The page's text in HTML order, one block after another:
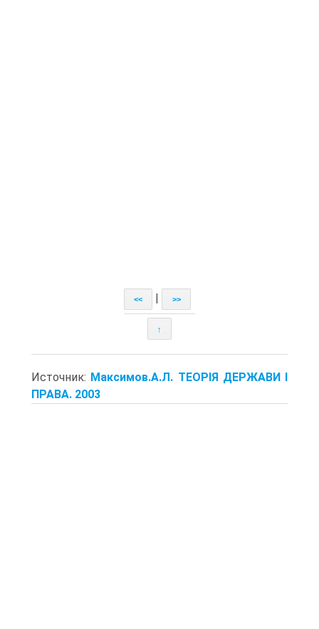
<< >>
↑
Источник: Максимов.А.Л. ТЕОРІЯ ДЕРЖАВИ І
ПРАВА. 2003